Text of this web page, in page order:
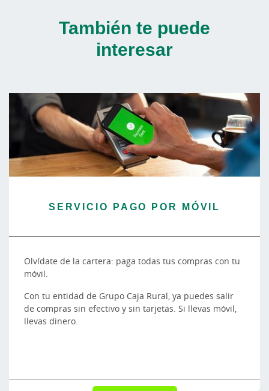
También te puede
interesar
SERVICIO PAGO POR MÓVIL
Olvídate de la cartera: paga todas tus compras con tu
móvil.
Con tu entidad de Grupo Caja Rural, ya puedes salir
de compras sin efectivo y sin tarjetas. Si llevas móvil,
llevas dinero.